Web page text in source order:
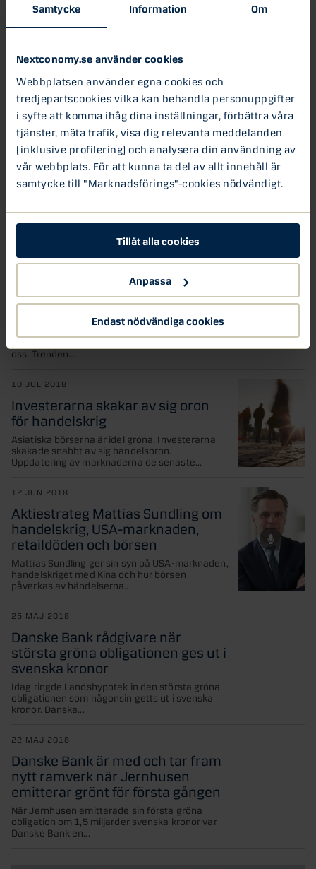
Samtycke Information Om
Nextconomy.se använder cookies
Webbplatsen använder egna cookies och
tredjepartscookies vilka kan behandla personuppgifter
i syfte att komma ihåg dina inställningar, förbättra våra
tjänster, mäta trafik, visa dig relevanta meddelanden
(inklusive profilering) och analysera din användning av
vår webbplats. För att kunna ta del av allt innehåll är
samtycke till "Marknadsförings"-cookies nödvändigt.
Tillåt alla cookies
Anpassa
Endast nödvändiga cookies
Stockholmsbörsen slutar på plus
I podden möter du aktiestrateg Mattias Sundling som trots de
senaste veckornas volatilitet på de globala...
Aktier Nasdaq
12 JUL 2018
mardröm för investerarna?
- ett illavarslande datum som har gett namn åt...
Silverekonomin skapar nya
affärsmöjligheter
Ökad livslängd är en så kallad megatrend som
speglar stora och viktiga förändringar runtikring
oss. Trenden...
10 JUL 2018
Investerarna skakar av sig oron
för handelskrig
Asiatiska börserna är idel gröna. Investerarna
skakade snabbt av sig handelsoron.
Uppdatering av marknaderna de senaste...
12 JUN 2018
Aktiestrateg Mattias Sundling om
handelskrig, USA-marknaden,
retaildöden och börsen
Mattias Sundling ger sin syn på USA-marknaden,
handelskriget med Kina och hur börsen
påverkas av händelserna...
25 MAJ 2018
Danske Bank rådgivare när
största gröna obligationen ges ut i
svenska kronor
Idag ringde Landshypotek in den största gröna
obligationen som någonsin getts ut i svenska
kronor. Danske...
22 MAJ 2018
Danske Bank är med och tar fram
nytt ramverk när Jernhusen
emitterar grönt för första gången
När Jernhusen emitterade sin första gröna
obligation om 1,5 miljarder svenska kronor var
Danske Bank en...